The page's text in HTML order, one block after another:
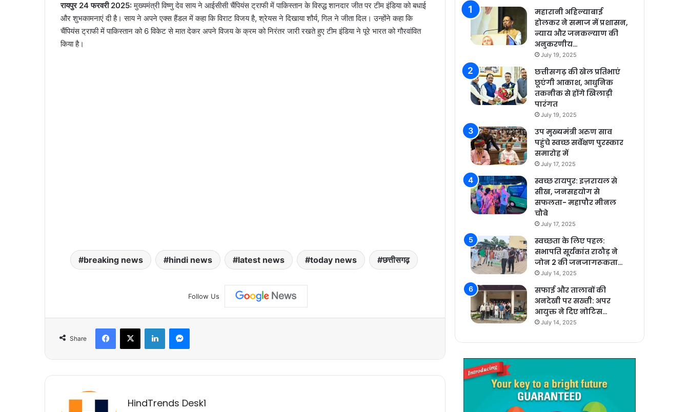
रायपुर 24 फरवरी 2025:मुख्यमंत्री विष्णु देव साय ने आईसीसी चैंपियंस ट्राफी में पाकिस्तान के विरुद्ध शानदार जीत पर टीम इंडिया को बधाई
और शुभकामनाएं दी है। साय ने अपने एक्स हैंडल में कहा कि विराट विजय है, श्रेयस ने दिखाया शौर्य, गिल ने जीता दिल। उन्होंने कहा कि
चैंपियंस ट्राफी में पाकिस्तान को 6 विकेट से मात देकर अपने विजय के क्रम को निरंतर जारी रखते हुए टीम इंडिया ने पूरे भारत को गौरवांवित
किया है।
breaking news hindi news latest news today news छत्तीसगढ़
Follow Us
Share
Facebook
X LinkedInMessenger
HindTrends Desk1
महारानी अहिल्याबाई
होलकर ने समाज में प्रशासन,
न्याय और जनकल्याण की
अनुकरणीय…
July 19, 2025
छत्तीसगढ़ की खेल प्रतिभाएं
छूएंगी आकाश, आधुनिक
तकनीक से होंगे खिलाड़ी
पारंगत
July 19, 2025
उप मुख्यमंत्री अरुण साव
पहुंचे स्वच्छ सर्वेक्षण पुरस्कार
समारोह में
July 17, 2025
स्वच्छ रायपुर: इज़रायल से
सीख, जनसहयोग से
सफलता- महापौर मीनल
चौबे
July 17, 2025
स्वच्छता के लिए पहल:
सभापति सूर्यकांत राठौड़ ने
जोन 2 की जनजागरूकता…
July 14, 2025
सफाई और तालाबों की
अनदेखी पर सख्ती: अपर
आयुक्त ने दिए नोटिस…
July 14, 2025